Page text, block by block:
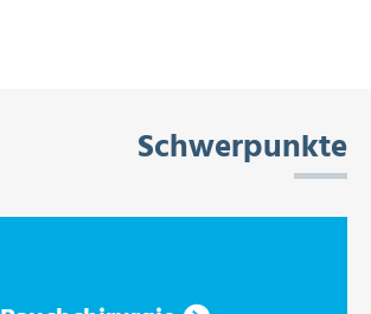
Schwerpunkte